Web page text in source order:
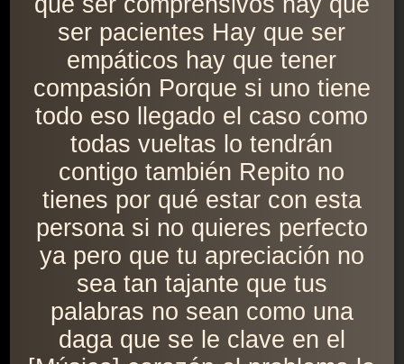
ser pacientes Hay que ser
empáticos hay que tener
compasión Porque si uno tiene
todo eso llegado el caso como
todas vueltas lo tendrán
contigo también Repito no
tienes por qué estar con esta
persona si no quieres perfecto
ya pero que tu apreciación no
sea tan tajante que tus
palabras no sean como una
daga que se le clave en el